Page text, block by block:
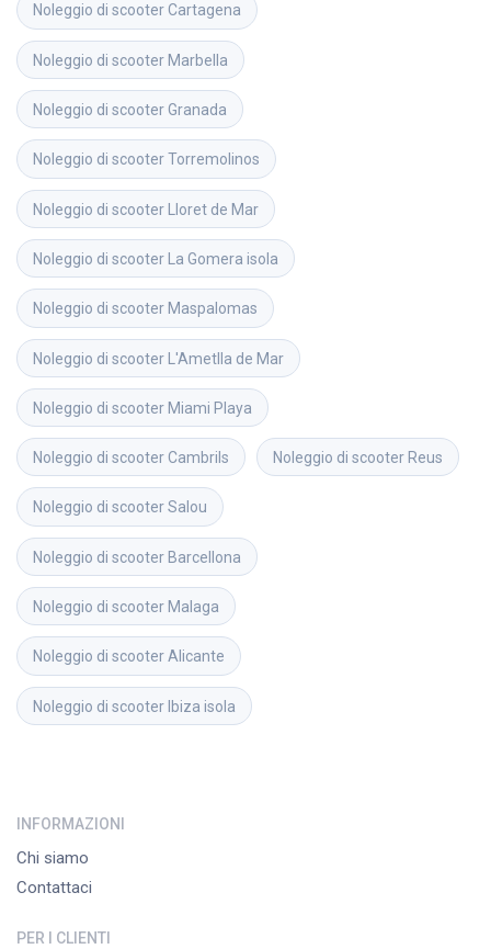
Noleggio di scooterCartagena
Noleggio di scooter Marbella
Noleggio di scooterGranada
Noleggio di scooterTorremolinos
Noleggio di scooter Lloret de Mar
Noleggio di scooter La Gomera isola
Noleggio di scooter Maspalomas
Noleggio di scooterL'Ametlla de Mar
Noleggio di scooter Miami Playa
Noleggio di scooterCambrils Noleggio di scooter Reus
Noleggio di scooterSalou
Noleggio di scooter Barcellona
Noleggio di scooter Malaga
Noleggio di scooterAlicante
Noleggio di scooter Ibiza isola
INFORMAZIONI
Chi siamo
Contattaci
PER I CLIENTI